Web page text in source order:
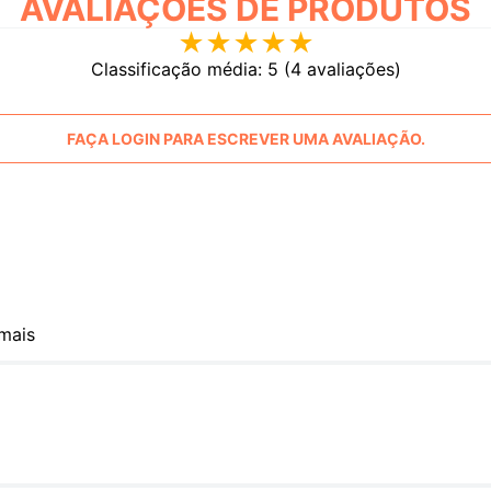
AVALIAÇÕES
★★★★★
Classificação média: 5 (4 avaliações)
FAÇA LOGIN PARA ESCREVER UMA AVALIAÇÃO.